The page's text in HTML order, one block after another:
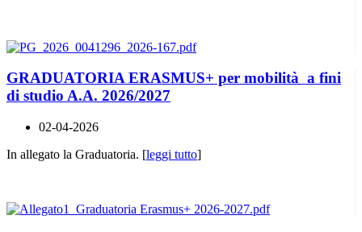
GRADUATORIA ERASMUS+ per mobilità a fini
di studio A.A. 2026/2027
02-04-2026
In allegato la Graduatoria. [leggi tutto]